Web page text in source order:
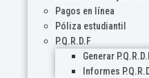
Pagos en línea
Póliza estudiantil
P.Q.R.D.F
Generar
Informes